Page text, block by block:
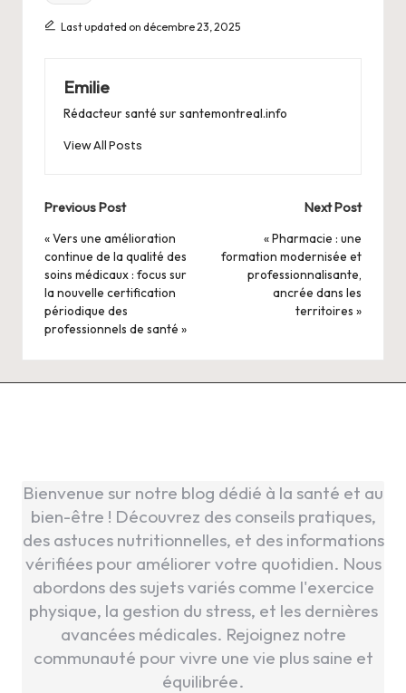
Last updated on décembre 23, 2025
Emilie
Rédacteur santé sur santemontreal.info
View All Posts
Post
navigation
Previous Post
« Vers une amélioration
continue de la qualité des
soins médicaux : focus sur
la nouvelle certification
périodique des
professionnels de santé »
Next Post
« Pharmacie : une
formation modernisée et
professionnalisante,
ancrée dans les
territoires »
Bienvenue sur notre blog dédié à la santé et au
bien-être ! Découvrez des conseils pratiques,
des astuces nutritionnelles, et des informations
vérifiées pour améliorer votre quotidien. Nous
abordons des sujets variés comme l'exercice
physique, la gestion du stress, et les dernières
avancées médicales. Rejoignez notre
communauté pour vivre une vie plus saine et
équilibrée.